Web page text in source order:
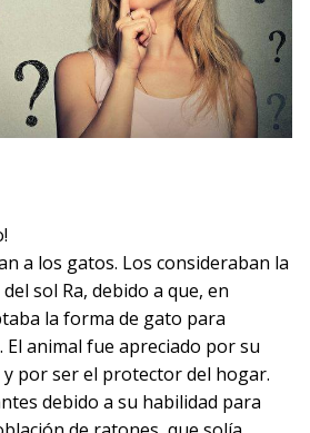
a los gatos. Los consideraban la
sol Ra, debido a que, en
la forma de gato para
El animal fue apreciado por su
por ser el protector del hogar.
debido a su habilidad para